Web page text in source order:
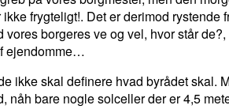
frygteligt!. Det er derimod
vores borgeres ve og vel, hvor står
ejendomme…
ikke skal definere hvad byrådet skal.
nåh bare nogle solceller der er 4,5